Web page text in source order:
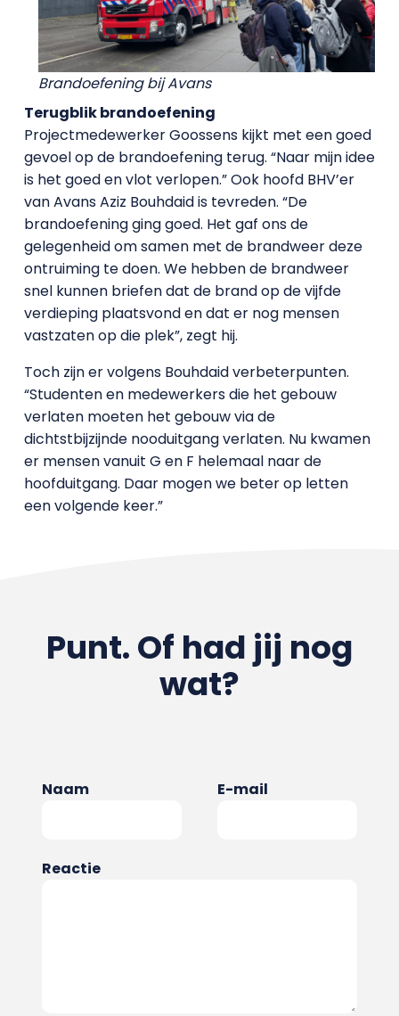
Brandoefening bij Avans
Terugblik brandoefening
Projectmedewerker Goossens kijkt met een goed
gevoel op de brandoefening terug. “Naar mijn idee
is het goed en vlot verlopen.” Ook hoofd BHV’er
van Avans Aziz Bouhdaid is tevreden. “De
brandoefening ging goed. Het gaf ons de
gelegenheid om samen met de brandweer deze
ontruiming te doen. We hebben de brandweer
snel kunnen briefen dat de brand op de vijfde
verdieping plaatsvond en dat er nog mensen
vastzaten op die plek”, zegt hij.
Toch zijn er volgens Bouhdaid verbeterpunten.
“Studenten en medewerkers die het gebouw
verlaten moeten het gebouw via de
dichtstbijzijnde nooduitgang verlaten. Nu kwamen
er mensen vanuit G en F helemaal naar de
hoofduitgang. Daar mogen we beter op letten
een volgende keer.”
Punt. Of had jij nog
wat?
Naam E-mail
Reactie